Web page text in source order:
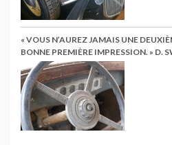
« VOUS N’AUREZ JAMAIS UNE
BONNE PREMIÈRE IMPRESSION. » D.